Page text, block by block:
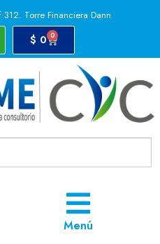
312. Torre Financiera Dann
$ 0 0
Menú